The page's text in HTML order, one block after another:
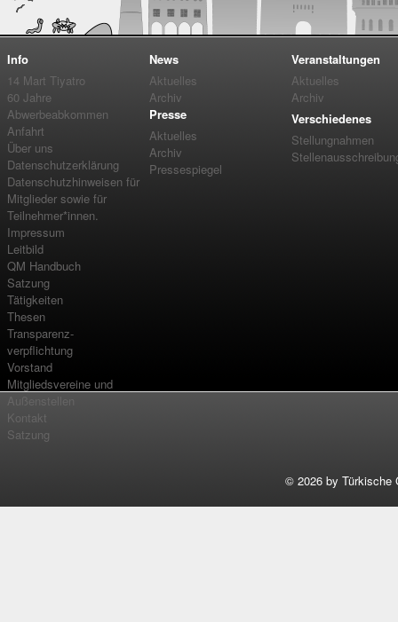
Info
14 Mart Tiyatro
60 Jahre
Abwerbeabkommen
Anfahrt
Über uns
Datenschutzerklärung
Datenschutzhinweisen für
Mitglieder sowie für
Teilnehmer*innen.
Impressum
Leitbild
QM Handbuch
Satzung
Tätigkeiten
Thesen
Transparenz-
verpflichtung
Vorstand
Mitgliedsvereine und
Außenstellen
Kontakt
Satzung
News
Aktuelles
Archiv
Presse
Aktuelles
Archiv
Pressespiegel
Veranstaltungen
Aktuelles
Archiv
Verschiedenes
Stellungnahmen
© 2026 by Türkische